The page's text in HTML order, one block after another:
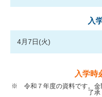
入
4月7日(火)
入学時
※ 令和７年度の資料です。金
了承